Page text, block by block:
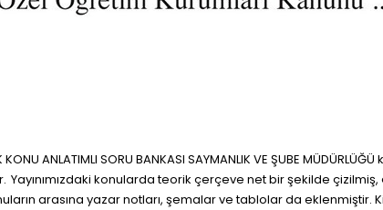
KONU ANLATIMLI SORU BANKASI SAYMANLIK VE ŞUBE
Yayınımızdaki konularda teorik çerçeve net bir şekilde
arasına yazar notları, şemalar ve tablolar da